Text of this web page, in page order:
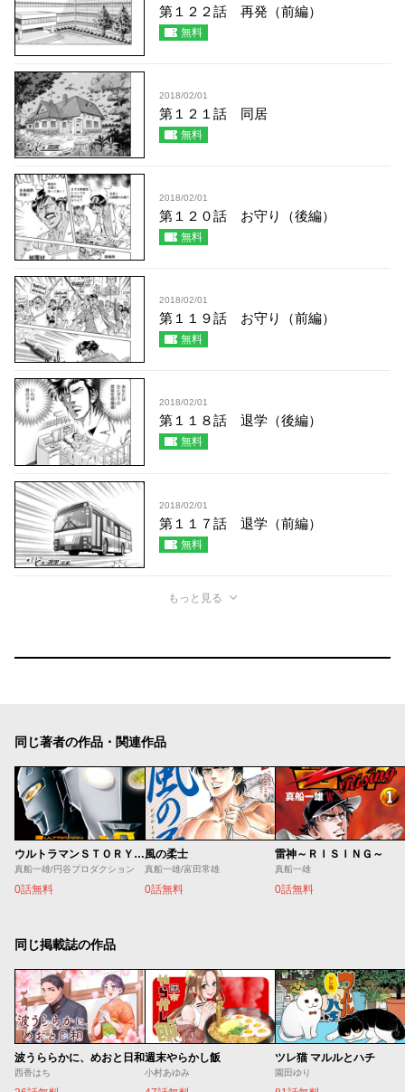
第１２２話 再発（前編）
無料
2018/02/01
第１２１話 同居
無料
2018/02/01
第１２０話 お守り（後編）
無料
2018/02/01
第１１９話 お守り（前編）
無料
2018/02/01
第１１８話 退学（後編）
無料
2018/02/01
第１１７話 退学（前編）
無料
もっと見る
同じ著者の作品・関連作品
ウルトラマンＳＴＯＲＹ ０
真船一雄/円谷プロダクション
0話無料
風の柔士
真船一雄/富田常雄
0話無料
雷神～ＲＩＳＩＮＧ～
真船一雄
0話無料
同じ掲載誌の作品
波うららかに、めおと日和
西香はち
週末やらかし飯
小村あゆみ
ツレ猫 マルルとハチ
園田ゆり